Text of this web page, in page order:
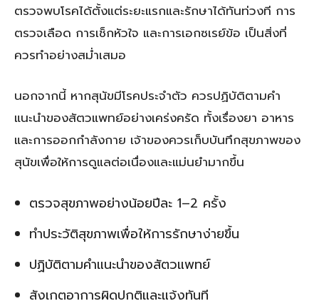
ตรวจพบโรคได้ตั้งแต่ระยะแรกและรักษาได้ทันท่วงที การ
ตรวจเลือด การเช็กหัวใจ และการเอกซเรย์ข้อ เป็นสิ่งที่
ควรทำอย่างสม่ำเสมอ
นอกจากนี้ หากสุนัขมีโรคประจำตัว ควรปฏิบัติตามคำ
แนะนำของสัตวแพทย์อย่างเคร่งครัด ทั้งเรื่องยา อาหาร
และการออกกำลังกาย เจ้าของควรเก็บบันทึกสุขภาพของ
สุนัขเพื่อให้การดูแลต่อเนื่องและแม่นยำมากขึ้น
ตรวจสุขภาพอย่างน้อยปีละ 1–2 ครั้ง
ทำประวัติสุขภาพเพื่อให้การรักษาง่ายขึ้น
ปฏิบัติตามคำแนะนำของสัตวแพทย์
สังเกตอาการผิดปกติและแจ้งทันที